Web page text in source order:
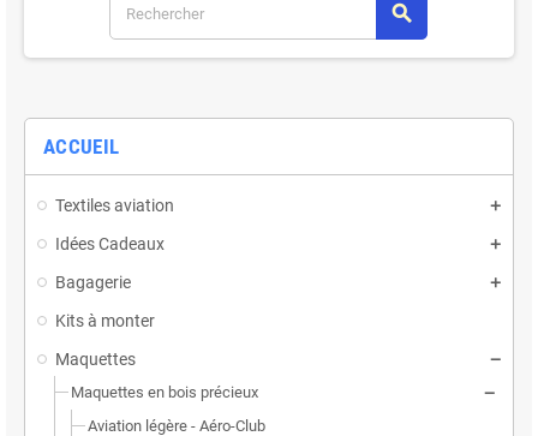
ACCUEIL
Textiles aviation
Idées Cadeaux
Bagagerie
Kits à monter
Maquettes
Maquettes en bois précieux
Aviation légère - Aéro-Club
search